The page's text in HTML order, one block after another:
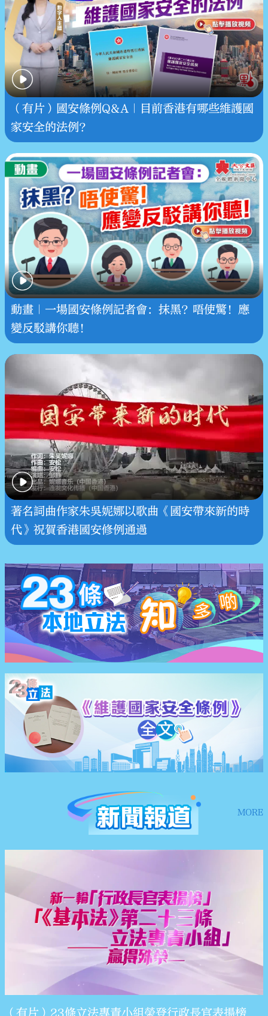
（有片）國安條例Q&A｜目前香港有哪些維護國
家安全的法例？
動畫｜一場國安條例記者會：抹黑？唔使驚！應
變反駁講你聽！
著名詞曲作家朱吳妮娜以歌曲《國安帶來新的時
代》祝賀香港國安修例通過
MORE
（有片）23條立法專責小組榮登行政長官表揚榜